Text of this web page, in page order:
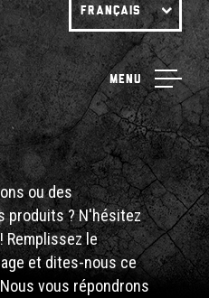
FRANÇAIS
Menu
ou des
produits ? N'hésitez
Remplissez le
et dites-nous ce
vous répondrons